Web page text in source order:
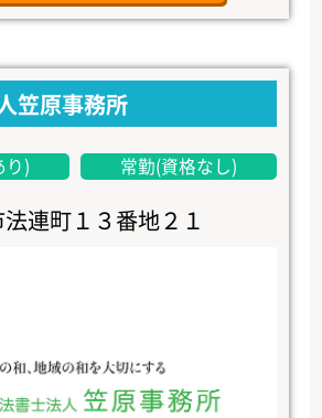
笠原事務所
り) 常勤(資格なし)
連町１３番地２１